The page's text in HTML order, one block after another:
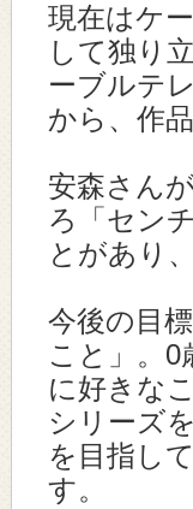
現在はケ
して独り
ーブルテ
から、作
安森さん
ろ「セン
とがあり
今後の目
こと」。0
に好きな
シリーズ
を目指し
す。